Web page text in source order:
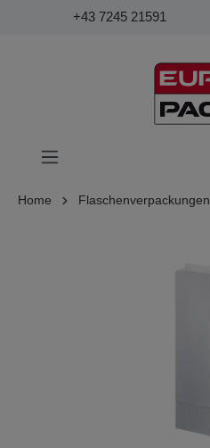
+43 7245 21591
Home Flaschenverpackungen